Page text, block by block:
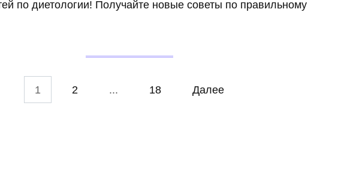
по диетологии! Получайте новые советы по правильному
1 2 ... 18 Далее